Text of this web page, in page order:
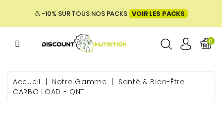
💪 -10% SUR TOUS NOS PACKS VOIR LES PACKS
0
Accueil Notre Gamme
Santé & Bien-Être
CARBO LOAD - QNT